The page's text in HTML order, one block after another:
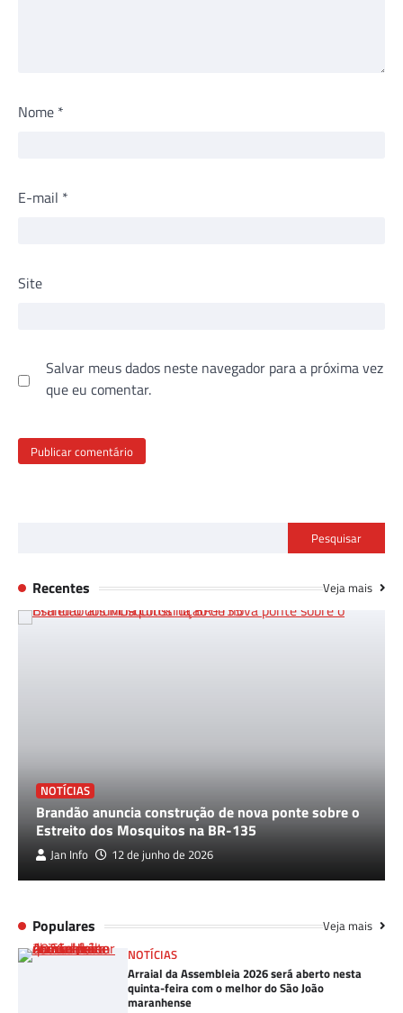
Nome *
E-mail *
Site
Salvar meus dados neste navegador para a próxima vez
que eu comentar.
Pesquisar
Recentes Veja mais
NOTÍCIAS
Brandão anuncia construção de nova ponte sobre o
Estreito dos Mosquitos na BR-135
Jan Info 12 de junho de 2026
Populares Veja mais
NOTÍCIAS
Arraial da Assembleia 2026 será aberto nesta
quinta-feira com o melhor do São João
maranhense